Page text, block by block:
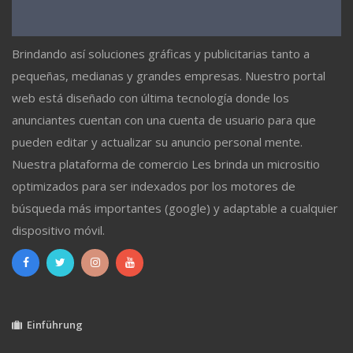
Brindando así soluciones gráficas y publicitarias tanto a
pequeñas, medianas y grandes empresas. Nuestro portal
web está diseñado con última tecnología donde los
anunciantes cuentan con una cuenta de usuario para que
pueden editar y actualizar su anuncio personal mente.
Nuestra plataforma de comercio Les brinda un micrositio
optimizados para ser indexados por los motores de
búsqueda más importantes (google) y adaptable a cualquier
dispositivo móvil.
Einführung